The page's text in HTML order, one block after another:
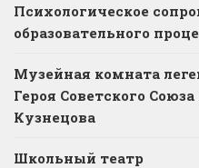
Психологическое
образовательного
Музейная комната
Героя Советского
Кузнецова
Школьный театр